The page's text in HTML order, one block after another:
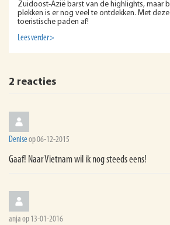
Zuidoost-Azië barst van de highlights, maar
plekken is er nog veel te ontdekken. Met
toeristische paden af!
Lees verder>
2 reacties
Denise op 06-12-2015
Gaaf! Naar Vietnam wil ik nog steeds eens!
anja op 13-01-2016